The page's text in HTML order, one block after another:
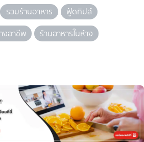
รวมร้านอาหาร
ฟู้ดทิปส์
งอาชีพ
ร้านอาหารในห้าง